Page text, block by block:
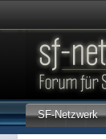
SF-Netzwerk